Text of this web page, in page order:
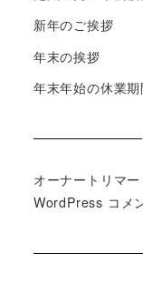
新年のご挨拶
年末の挨拶
年末年始の休業
オーナートリマ
WordPress コメ